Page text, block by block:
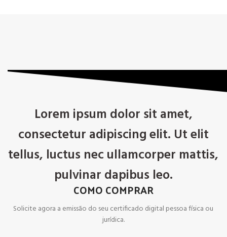
Lorem ipsum dolor sit amet,
consectetur adipiscing elit. Ut elit
tellus, luctus nec ullamcorper mattis,
pulvinar dapibus leo.
COMO COMPRAR
Solicite agora a emissão do seu certificado digital pessoa física ou
jurídica.